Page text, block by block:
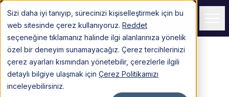
Sizi daha iyi tanıyıp, sürecinizi kişiselleştirmek için bu
web sitesinde çerez kullanıyoruz. Reddet
seçeneğine tıklamanız halinde ilgi alanlarınıza yönelik
özel bir deneyim sunamayacağız. Çerez tercihlerinizi
çerez ayarları kısmından yönetebilir, çerezlerle ilgili
detaylı bilgiye ulaşmak için Çerez Politikamızı
inceleyebilirsiniz.
Hizmetler
TÜRKİYE
Giriş Yapın